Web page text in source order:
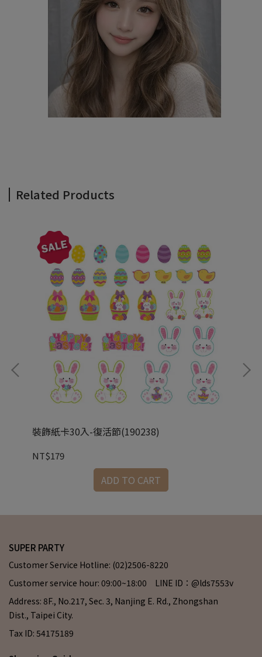
Related Products
裝飾紙卡30入-復活節(190238)
NT$179
ADD TO CART
SUPER PARTY
Customer Service Hotline: (02)2506-8220
Customer service hour: 09:00~18:00 LINE ID：@lds7553v
Address: 8F., No.217, Sec. 3, Nanjing E. Rd., Zhongshan
Dist., Taipei City.
Tax ID: 54175189